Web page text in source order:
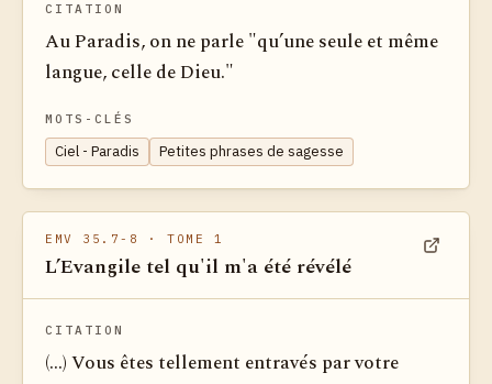
CITATION
Au Paradis, on ne parle "qu’une seule et même
langue, celle de Dieu."
MOTS-CLÉS
Ciel - Paradis Petites phrases de sagesse
EMV 35.7-8 · TOME 1
L’Evangile tel qu'il m'a été révélé
CITATION
(...) Vous êtes tellement entravés par votre